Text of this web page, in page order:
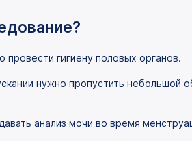
гигиену половых органов.
нужно пропустить небольшой
анализ мочи во время